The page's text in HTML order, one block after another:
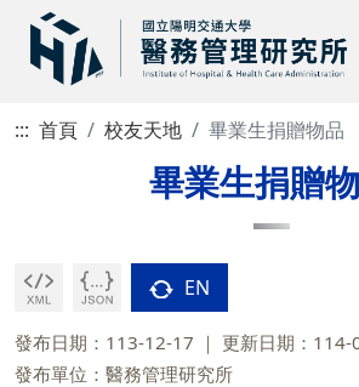
::: 首頁 校友天地 畢業生捐贈物品
畢業生捐贈
EN
發布日期：113-12-17
更新日期：114-
發布單位：醫務管理研究所